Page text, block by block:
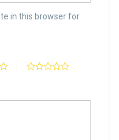
in this browser for